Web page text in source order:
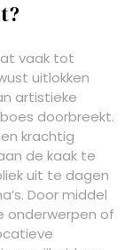
vaak tot
uitlokken
artistieke
doorbreekt.
krachtig
de kaak te
uit te dagen
Door middel
onderwerpen of